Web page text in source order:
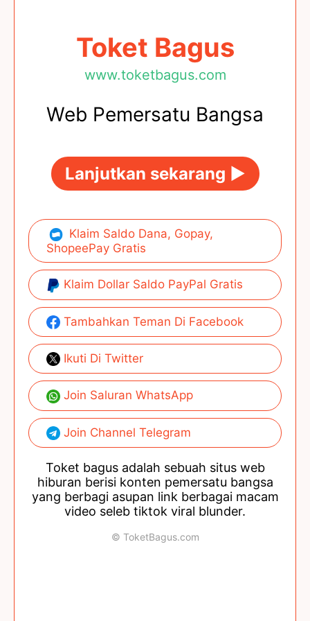
Toket Bagus
www.toketbagus.com
Web Pemersatu Bangsa
Lanjutkan sekarang ►
Klaim Saldo Dana, Gopay,
ShopeePay Gratis
Klaim Dollar Saldo PayPal Gratis
Tambahkan Teman Di Facebook
Ikuti Di Twitter
Join Saluran WhatsApp
Join Channel Telegram
Toket bagus adalah sebuah situs web
hiburan berisi konten pemersatu bangsa
yang berbagi asupan link berbagai macam
video seleb tiktok viral blunder.
© ToketBagus.com